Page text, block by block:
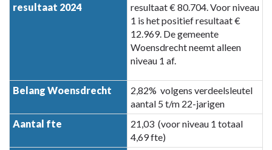
resultaat 2024
resultaat € 80.704. Voor niveau
1 is het positief resultaat €
12.969. De gemeente
Woensdrecht neemt alleen
niveau 1 af.
Belang Woensdrecht
2,82% volgens verdeelsleutel
aantal 5 t/m 22-jarigen
Aantal fte
21,03 (voor niveau 1 totaal
4,69 fte)